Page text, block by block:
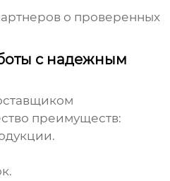
о проверенных
с надежным
преимуществ: